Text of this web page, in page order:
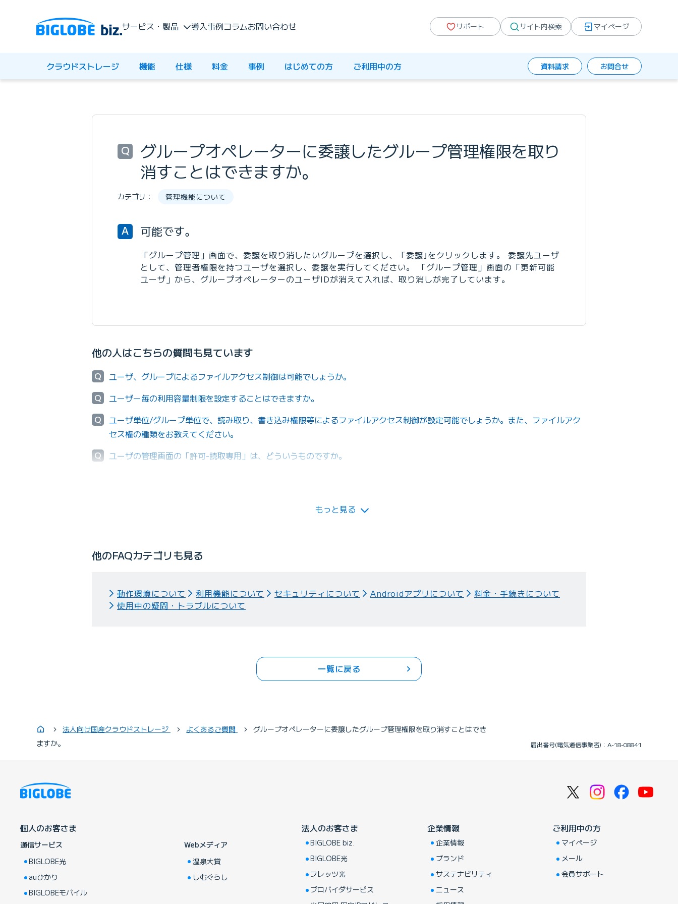
サービス・製品 導入事例コラムお問い合わせ サポート サイト内検索 マイページ
クラウドストレージ 機能 仕様 料金 事例 はじめての方 ご利用中の方 資料請求 お問合せ
Q
グループオペレーターに委譲したグループ管理権限を取り
消すことはできますか。
カテゴリ： 管理機能について
A 可能です。
「グループ管理」画面で、委譲を取り消したいグループを選択し、「委譲｣をクリックします。 委譲先ユーザ
として、管理者権限を持つユーザを選択し、委譲を実行してください。 「グループ管理」画面の「更新可能
ユーザ」から、グループオペレーターのユーザIDが消えて入れば、取り消しが完了しています。
他の人はこちらの質問も見ています
Q
ユーザ、グループによるファイルアクセス制御は可能でしょうか。
Q
ユーザー毎の利用容量制限を設定することはできますか。
Q
ユーザ単位/グループ単位で、読み取り、書き込み権限等によるファイルアクセス制御が設定可能でしょうか。また、ファイルアク
セス権の種類をお教えてください。
Q
ユーザの管理画面の「許可-読取専用」は、どういうものですか。
もっと見る
他のFAQカテゴリも見る
動作環境について 利用機能について セキュリティについて Androidアプリについて
料金・手続きについて
使用中の疑問・トラブルについて
一覧に戻る
法人向け国産クラウドストレージ よくあるご質問
グループオペレーターに委譲したグループ管理権限を取り消すことはでき
ますか。
届出番号(電気通信事業者)：A-18-08841
個人のお客さま
通信サービス
BIGLOBE光
auひかり
BIGLOBEモバイル
Webメディア
温泉大賞
しむぐらし
法人のお客さま
BIGLOBE biz.
BIGLOBE光
フレッツ光
プロバイダサービス
企業情報
企業情報
ブランド
サステナビリティ
ニュース
ご利用中の方
マイページ
メール
会員サポート